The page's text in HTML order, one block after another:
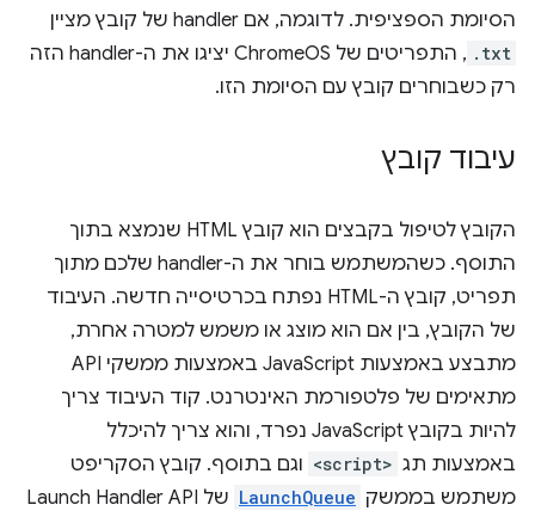
הסיומת הספציפית. לדוגמה, אם handler של קובץ מציין
.txt
, התפריטים של ChromeOS יציגו את ה-handler הזה
רק כשבוחרים קובץ עם הסיומת הזו.
עיבוד קובץ
הקובץ לטיפול בקבצים הוא קובץ HTML שנמצא בתוך
התוסף. כשהמשתמש בוחר את ה-handler שלכם מתוך
תפריט, קובץ ה-HTML נפתח בכרטיסייה חדשה. העיבוד
של הקובץ, בין אם הוא מוצג או משמש למטרה אחרת,
מתבצע באמצעות JavaScript באמצעות ממשקי API
מתאימים של פלטפורמת האינטרנט. קוד העיבוד צריך
להיות בקובץ JavaScript נפרד, והוא צריך להיכלל
באמצעות תג <script> וגם בתוסף. קובץ הסקריפט
משתמש בממשק LaunchQueue
של Launch Handler API